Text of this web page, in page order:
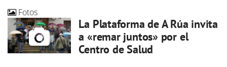
Fotos
La Plataforma de A Rúa invita
a «remar juntos» por el
Centro de Salud